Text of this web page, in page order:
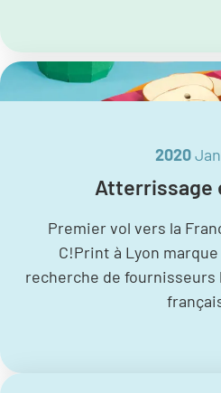
2020
Atterrissage
Premier vol vers la
C!Print à Lyon
recherche de fournisseurs